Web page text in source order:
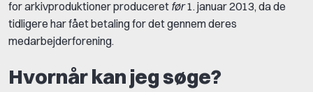
for arkivproduktioner produceret før 1. januar 2013, da de
tidligere har fået betaling for det gennem deres
medarbejderforening.
Hvornår kan jeg søge?